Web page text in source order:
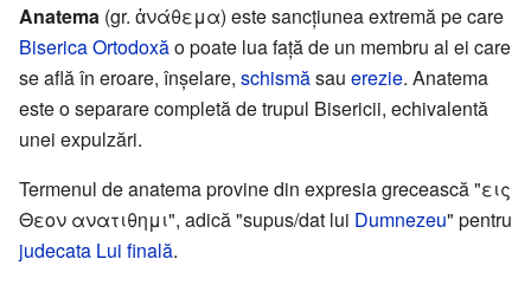
Anatema (gr. ἀνάθεμα) este sancțiunea extremă pe care
Biserica Ortodoxăo poate lua față de un membru al ei care
se află în eroare, înșelare, schismăsau erezie. Anatema
este o separare completă de trupul Bisericii, echivalentă
unei expulzări.
Termenul de anatema provine din expresia grecească "εις
Θεον ανατιθημι", adică "supus/dat lui Dumnezeu" pentru
judecata Lui finală.